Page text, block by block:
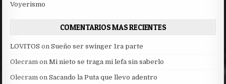
Voyerismo
COMENTARIOS MAS RECIENTES
LOVITOS onSueño ser swinger 1ra parte
Olecram onMi nieto se traga mi lefa sin saberlo
Olecram onSacando la Puta que llevo adentro